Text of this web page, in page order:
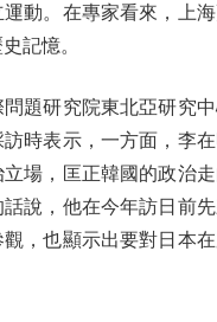
運動。在專家看來，上
記憶。
研究院東北亞研究中
時表示，一方面，李
場，匡正韓國的政治走
話說，他在今年訪日前
，也顯示出要對日本